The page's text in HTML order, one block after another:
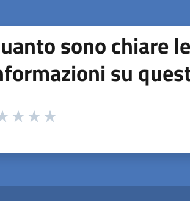
sono chiare le
su
1 a 5 stelle la pagina